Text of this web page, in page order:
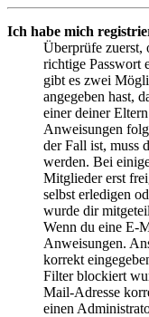
Ich habe mich
Überprüfe zuerst,
richtige Passwort
gibt es zwei
angegeben hast,
einer deiner
Anweisungen
der Fall ist, muss
werden. Bei
Mitglieder erst
selbst erledigen
wurde dir
Wenn du eine E-
Anweisungen.
korrekt
Filter blockiert
Mail-Adresse
einen